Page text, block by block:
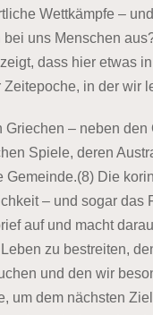
Wettkämpfe –
uns Menschen
dass hier etwas
in der wir
– neben
Spiele, deren
Die
– und sogar das
auf und macht
zu bestreiten,
und den wir
um dem nächsten